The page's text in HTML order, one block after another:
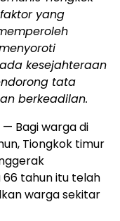
yang
kesejahteraan
tata
berkeadilan.
— Bagi warga di
Tiongkok timur
tahun itu telah
warga sekitar